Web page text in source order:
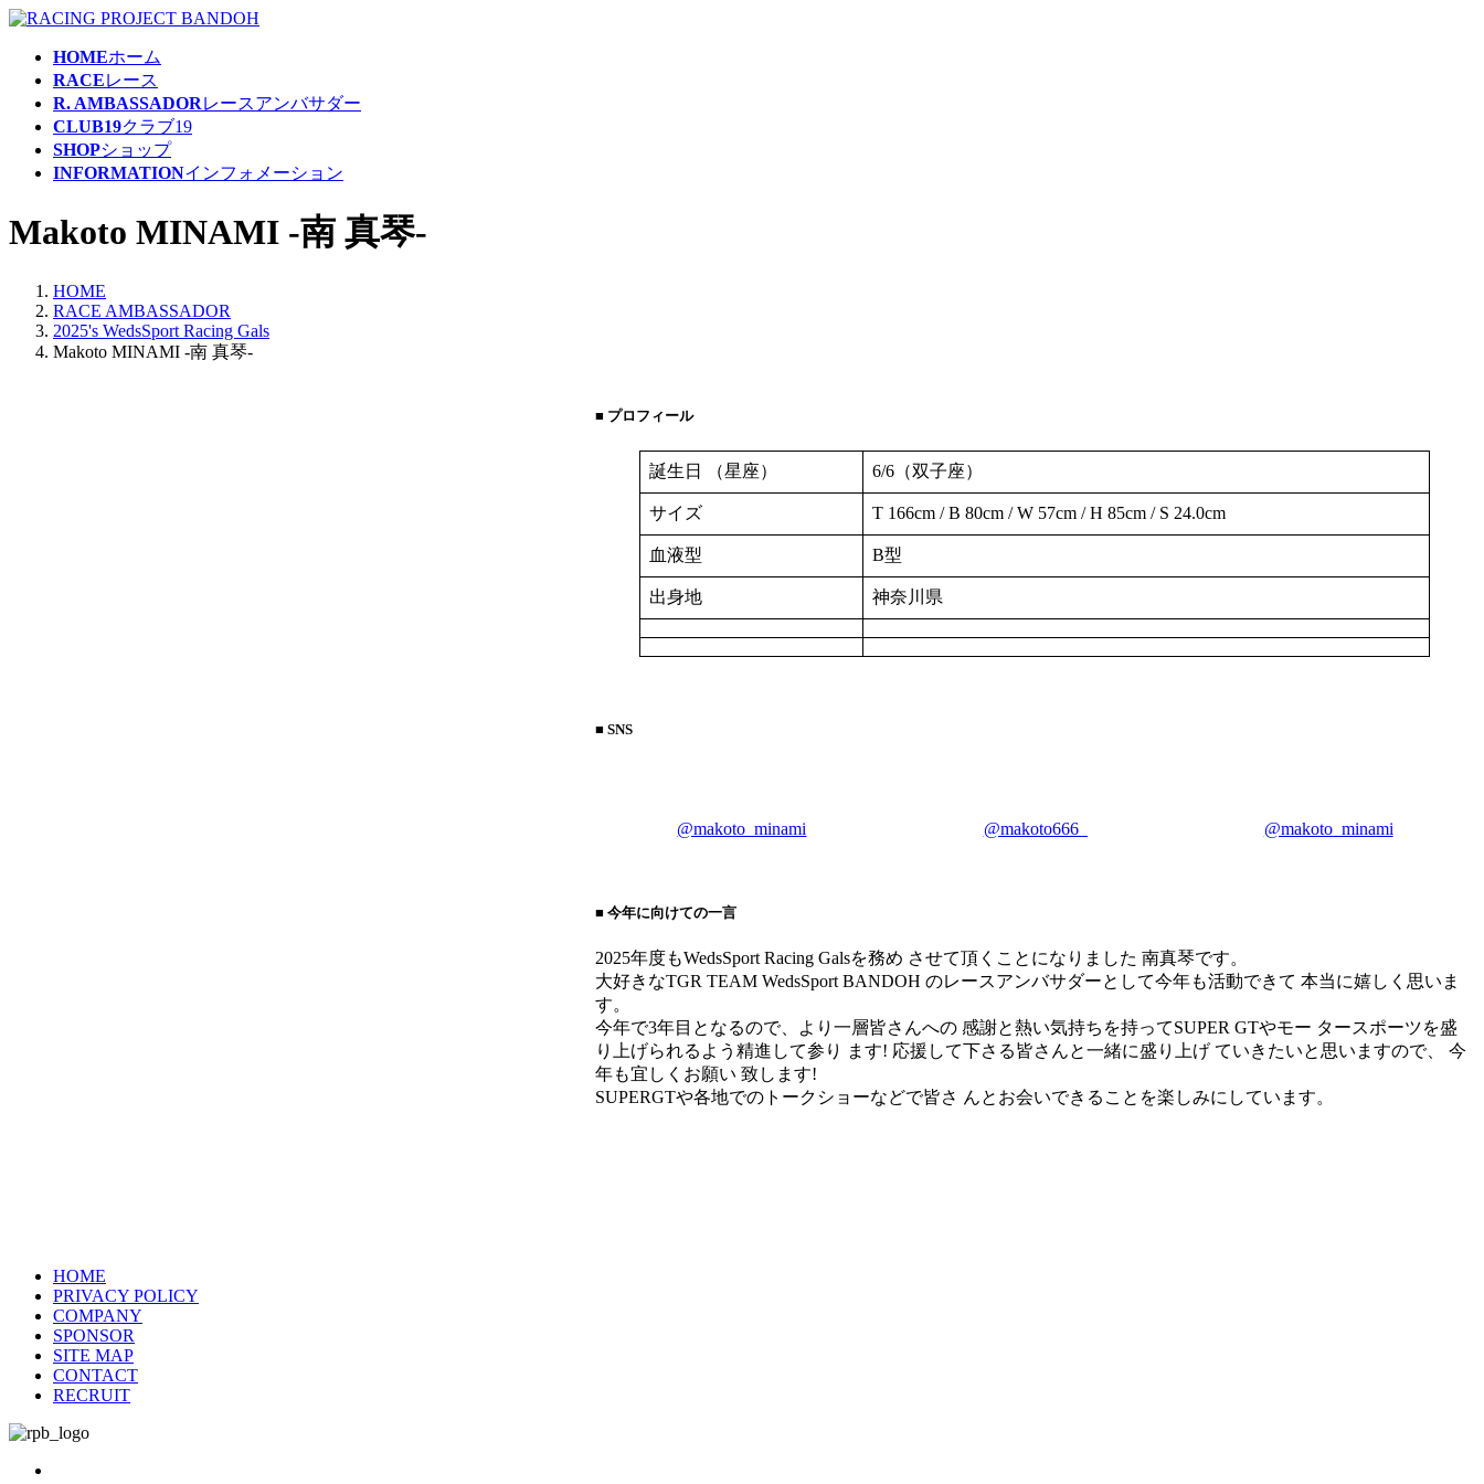
コ
プ
ナ
動
HOMEホーム
RACEレース
R. AMBASSADORレースアンバサダー
CLUB19クラブ19
SHOPショップ
INFORMATIONインフォメーション
Makoto MINAMI -南 真琴-
HOME
RACE AMBASSADOR
2025's WedsSport Racing Gals
Makoto MINAMI -南 真琴-
■ プロフィール
誕生日 （星座） 6/6（双子座）
サイズ T 166cm / B 80cm / W 57cm / H 85cm / S 24.0cm
血液型 B型
出身地 神奈川県
■ SNS
@makoto_minami @makoto666_ @makoto_minami
■ 今年に向けての一言
2025年度もWedsSport Racing Galsを務め させて頂くことになりました 南真琴です。
大好きなTGR TEAM WedsSport BANDOH のレースアンバサダーとして今年も活動できて 本当に嬉しく思いま
す。
今年で3年目となるので、より一層皆さんへの 感謝と熱い気持ちを持ってSUPER GTやモー タースポーツを盛
り上げられるよう精進して参り ます! 応援して下さる皆さんと一緒に盛り上げ ていきたいと思いますので、 今
年も宜しくお願い 致します!
SUPERGTや各地でのトークショーなどで皆さ んとお会いできることを楽しみにしています。
HOME
PRIVACY POLICY
COMPANY
SPONSOR
SITE MAP
CONTACT
RECRUIT